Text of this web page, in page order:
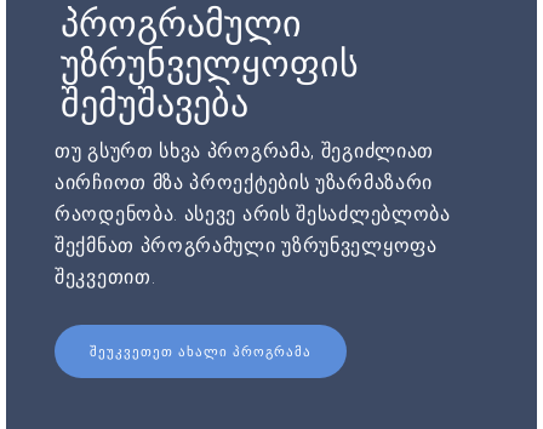
პროგრამული
უზრუნველყოფის
შემუშავება
თუ გსურთ სხვა პროგრამა, შეგიძლიათ
აირჩიოთ მზა პროექტების უზარმაზარი
რაოდენობა. ასევე არის შესაძლებლობა
შექმნათ პროგრამული უზრუნველყოფა
შეკვეთით.
ᲨᲔᲣᲙᲕᲔᲗᲔᲗ ᲐᲮᲐᲚᲘ ᲞᲠᲝᲒᲠᲐᲛᲐ